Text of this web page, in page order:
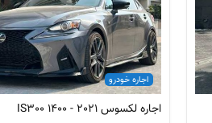
اجاره خودرو
اجاره لکسوس IS300 1400 - 2021